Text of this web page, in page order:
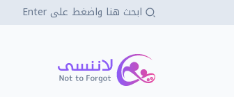
كي لا ننسى